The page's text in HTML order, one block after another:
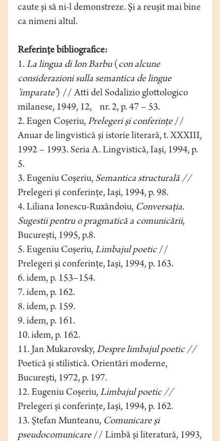
caute şi să ni-l demonstreze. Şi a reuşit mai bine
ca nimeni altul.
Referinţe bibliografice:
1.La lingua di Ion Barbu(con alcune
considerazioni sulla semantica de lingue
’imparate’) // Atti del Sodalizio glottologico
milanese, 1949, 12, nr. 2, p. 47 – 53.
2. Eugen Coşeriu,Prelegeri şi conferinţe//
Anuar de lingvistică şi istorie literară, t. XXXIII,
1992 – 1993. Seria A. Lingvistică, Iaşi, 1994, p.
5.
3. Eugeniu Coşeriu, Semantica structurală //
Prelegeri şi conferinţe, Iaşi, 1994, p. 98.
4. Liliana Ionescu-Ruxăndoiu, Conversaţia.
Sugestii pentru o pragmatică a comunicării,
Bucureşti, 1995, p.8.
5. Eugeniu Coşeriu,Limbajul poetic//
Prelegeri şi conferinţe, Iaşi, 1994, p. 163.
6. idem, p. 153–154.
7. idem, p. 162.
8. idem, p. 159.
9. idem, p. 161.
10. idem, p. 162.
11. Jan Mukarovsky,Despre limbajul poetic//
Poetică şi stilistică. Orientări moderne,
Bucureşti, 1972, p. 197.
12. Eugeniu Coşeriu,Limbajul poetic//
Prelegeri şi conferinţe, Iaşi, 1994, p. 162.
13. Ştefan Munteanu, Comunicare şi
pseudocomunicare// Limbă şi literatură, 1993,